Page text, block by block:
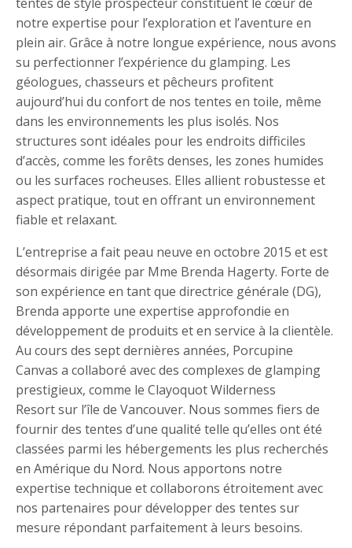
notre expertise pour l’exploration et l’aventure en
plein air. Grâce à notre longue expérience, nous avons
su perfectionner l’expérience du glamping. Les
géologues, chasseurs et pêcheurs profitent
aujourd’hui du confort de nos tentes en toile, même
dans les environnements les plus isolés. Nos
structures sont idéales pour les endroits difficiles
d’accès, comme les forêts denses, les zones humides
ou les surfaces rocheuses. Elles allient robustesse et
aspect pratique, tout en offrant un environnement
fiable et relaxant.
L’entreprise a fait peau neuve en octobre 2015 et est
désormais dirigée par Mme Brenda Hagerty. Forte de
son expérience en tant que directrice générale (DG),
Brenda apporte une expertise approfondie en
développement de produits et en service à la clientèle.
Au cours des sept dernières années, Porcupine
Canvas a collaboré avec des complexes de glamping
prestigieux, comme le Clayoquot Wilderness
Resort sur l’île de Vancouver. Nous sommes fiers de
fournir des tentes d’une qualité telle qu’elles ont été
classées parmi les hébergements les plus recherchés
en Amérique du Nord. Nous apportons notre
expertise technique et collaborons étroitement avec
nos partenaires pour développer des tentes sur
mesure répondant parfaitement à leurs besoins.